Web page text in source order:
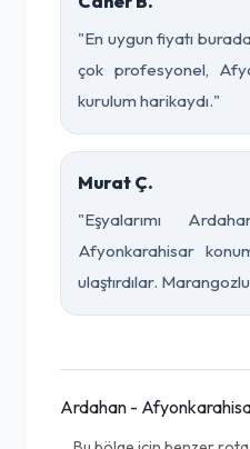
"En uygun fiyatı
çok profesyonel,
kurulum harikaydı."
Murat Ç.
"Eşyalarımı
Afyonkarahisar
ulaştırdılar.
Ardahan -